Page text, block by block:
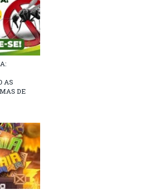
AS
DE